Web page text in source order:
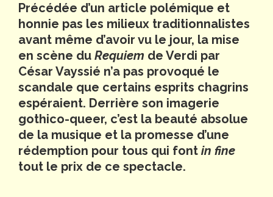
Précédée d’un article polémique et
honnie pas les milieux traditionnalistes
avant même d’avoir vu le jour, la mise
en scène du Requiem de Verdi par
César Vayssié n’a pas provoqué le
scandale que certains esprits chagrins
espéraient. Derrière son imagerie
gothico-queer, c’est la beauté absolue
de la musique et la promesse d’une
rédemption pour tous qui font in fine
tout le prix de ce spectacle.